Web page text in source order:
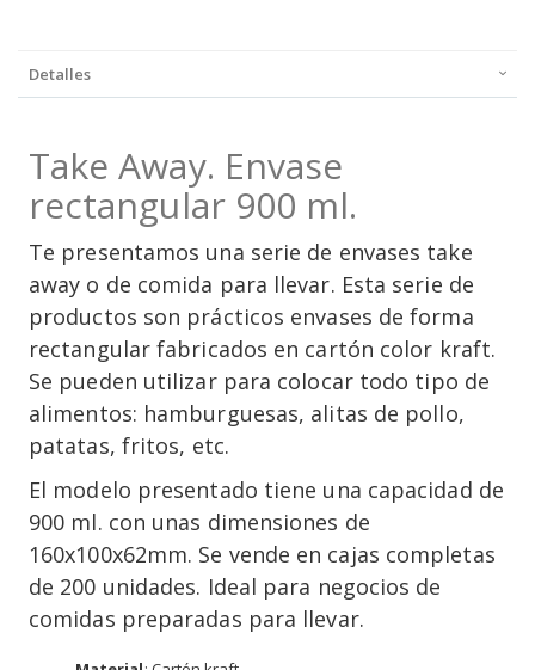
Detalles
Take Away. Envase
rectangular 900 ml.
Te presentamos una serie de envases take
away o de comida para llevar. Esta serie de
productos son prácticos envases de forma
rectangular fabricados en cartón color kraft.
Se pueden utilizar para colocar todo tipo de
alimentos: hamburguesas, alitas de pollo,
patatas, fritos, etc.
El modelo presentado tiene una capacidad de
900 ml. con unas dimensiones de
160x100x62mm. Se vende en cajas completas
de 200 unidades. Ideal para negocios de
comidas preparadas para llevar.